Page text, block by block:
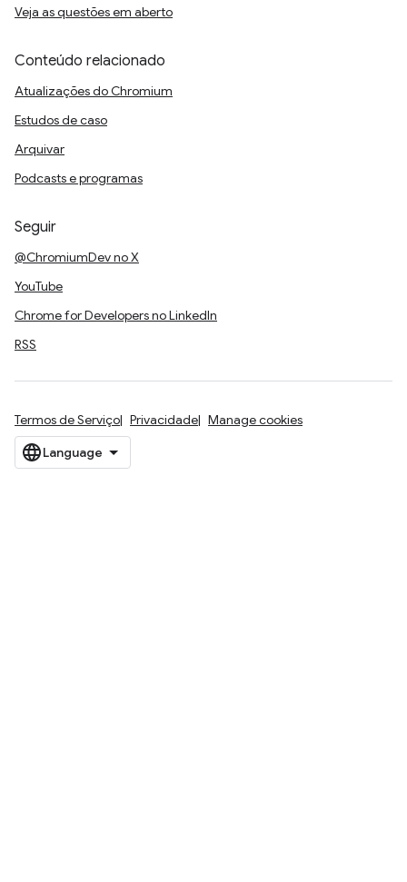
Veja as questões em aberto
Conteúdo relacionado
Atualizações do Chromium
Estudos de caso
Arquivar
Podcasts e programas
Seguir
@ChromiumDev no X
YouTube
Chrome for Developers no LinkedIn
RSS
Termos de Serviço Privacidade Manage cookies